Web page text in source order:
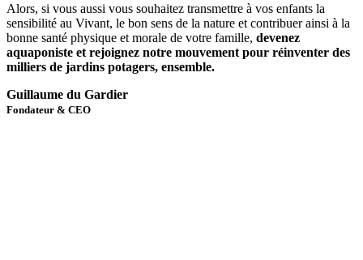
Alors, si vous aussi vous souhaitez transmettre à vos enfants la
sensibilité au Vivant, le bon sens de la nature et contribuer ainsi à la
bonne santé physique et morale de votre famille, devenez
aquaponiste et rejoignez notre mouvement pour réinventer des
milliers de jardins potagers, ensemble.
Guillaume du Gardier
Fondateur & CEO